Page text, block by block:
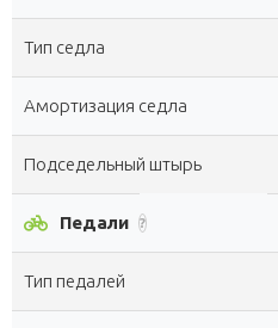
Тип седла
Амортизация седла
Подседельный штырь
pedal_bike Педали ?
Тип педалей